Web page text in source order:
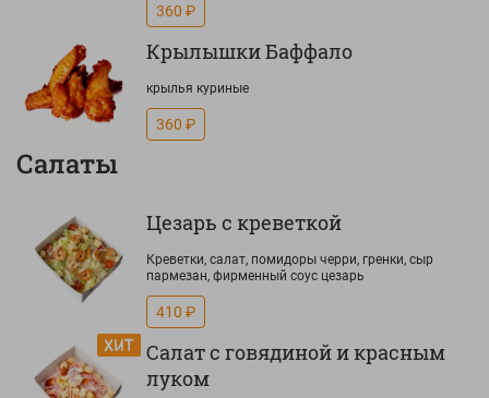
360 ₽
Крылышки Баффало
крылья куриные
360 ₽
Салаты
Цезарь с креветкой
Креветки, салат, помидоры черри, гренки, сыр
пармезан, фирменный соус цезарь
410 ₽
Салат с говядиной и красным
луком